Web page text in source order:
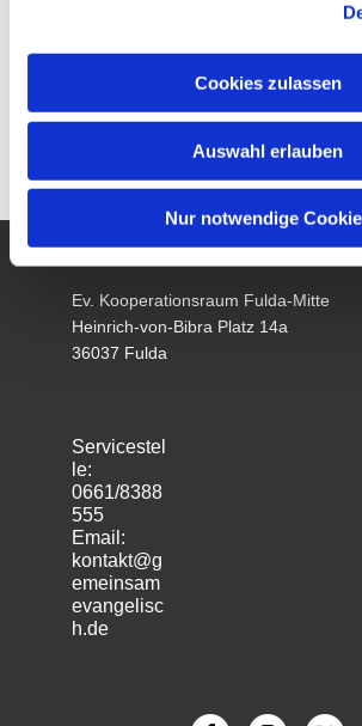
Cookies zulassen
Auswahl erlauben
Nur notwendige
Ev. Kooperationsraum Fulda-Mitte
Heinrich-von-Bibra Platz 14a
36037 Fulda
Servicestel
le:
0661/8388
555
Email:
kontakt@g
emeinsam
evangelisc
h.de